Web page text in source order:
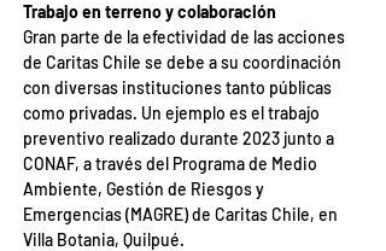
Trabajo en terreno y colaboración
Gran parte de la efectividad de las acciones
de Caritas Chile se debe a su coordinación
con diversas instituciones tanto públicas
como privadas. Un ejemplo es el trabajo
preventivo realizado durante 2023 junto a
CONAF, a través del Programa de Medio
Ambiente, Gestión de Riesgos y
Emergencias (MAGRE) de Caritas Chile, en
Villa Botania, Quilpué.